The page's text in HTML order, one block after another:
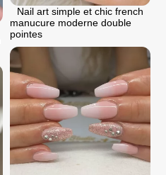
Nail art simple et chic french
manucure moderne double
pointes